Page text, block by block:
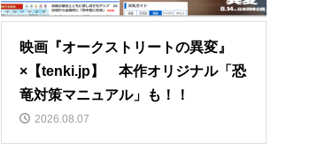
映画『オークストリートの異変』
×【tenki.jp】 本作オリジナル「恐
竜対策マニュアル」も！！
2026.08.07